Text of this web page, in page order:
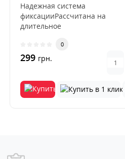
Надежная система
фиксацииРассчитана на
длительное
деформация и
выцветаниеУс..
0
299 грн.